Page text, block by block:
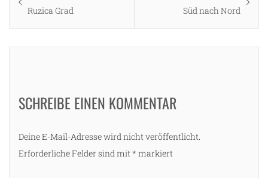
post:
Ruzica Grad
post:
Süd nach Nord
SCHREIBE EINEN KOMMENTAR
Deine E-Mail-Adresse wird nicht veröffentlicht.
Erforderliche Felder sind mit * markiert